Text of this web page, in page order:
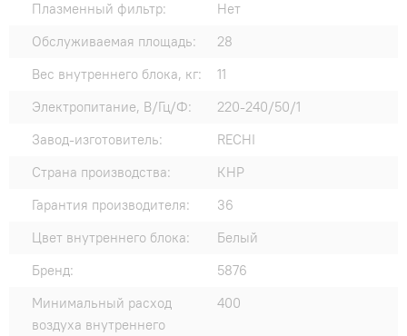
Плазменный фильтр:
Нет
Обслуживаемая площадь:
28
Вес внутреннего блока, кг:
11
Электропитание, В/Гц/Ф:
220-240/50/1
Завод-изготовитель:
RECHI
Страна производства:
КНР
Гарантия производителя:
36
Цвет внутреннего блока:
Белый
Бренд:
5876
Минимальный расход
воздуха внутреннего
400